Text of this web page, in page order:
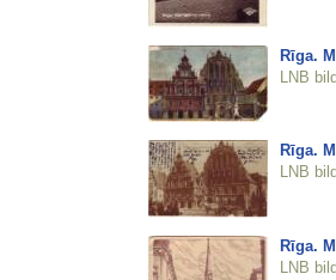
Rīga.
LNB
Rīga.
LNB
Rīga.
LNB